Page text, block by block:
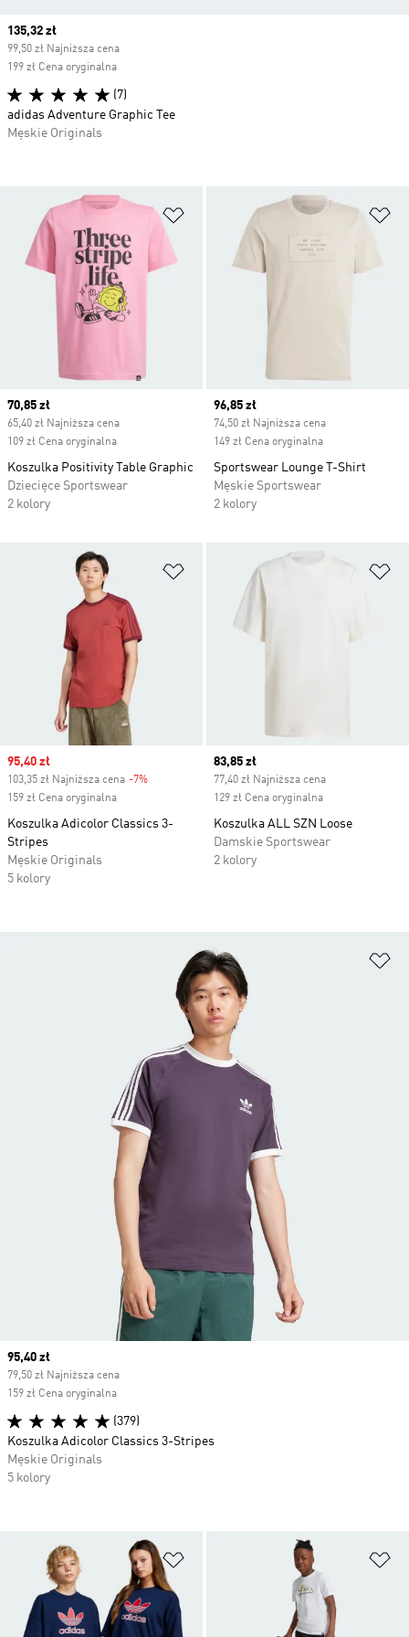
Dodaj do listy życzeń
Current price
70,85 zł
65,40 zł Najniższa cena
109 zł Cena oryginalna
Koszulka Positivity Table Graphic
Dziecięce Sportswear
2 kolory
Current price
96,85 zł
74,50 zł Najniższa cena
149 zł Cena oryginalna
Sportswear Lounge T-Shirt
Męskie Sportswear
2 kolory
Dodaj do listy życzeń
Sale price
95,40 zł
103,35 zł Najniższa cena -7%
159 zł Cena oryginalna
Koszulka Adicolor Classics 3-
Stripes
Męskie Originals
5 kolory
Current price
83,85 zł
77,40 zł Najniższa cena
129 zł Cena oryginalna
Koszulka ALL SZN Loose
Damskie Sportswear
2 kolory
Dodaj do listy życzeń
Current price
135,32 zł
99,50 zł Najniższa cena
199 zł Cena oryginalna
(7)
adidas Adventure Graphic Tee
Męskie Originals
Current price
95,40 zł
79,50 zł Najniższa cena
159 zł Cena oryginalna
(379)
Koszulka Adicolor Classics 3-Stripes
Męskie Originals
5 kolory